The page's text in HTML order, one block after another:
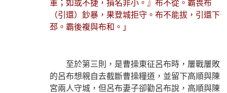
軍；如或不捷，損名非小。』布不從。霸畏布
（引還）鈔暴，果登城拒守。布不能拔，引還下
邳。霸後複與布和。」
至於第三則，是曹操東征呂布時，屢戰屢敗
的呂布想親自去截斷曹操糧道，並留下高順與陳
宮兩人守城，但呂布妻子卻勸呂布說，高順與陳